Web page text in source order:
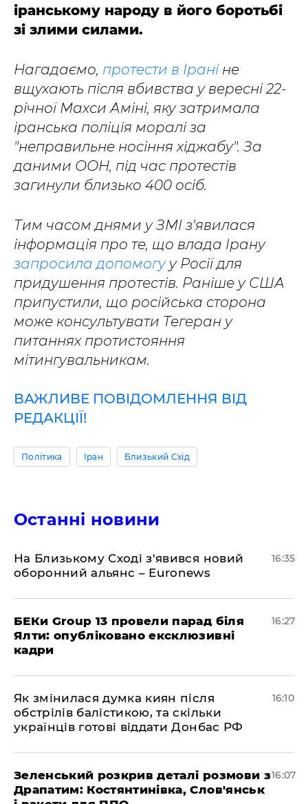
іранському народу в його боротьбі
зі злими силами.
Нагадаємо, протести в Ірані не
вщухають після вбивства у вересні 22-
річної Махси Аміні, яку затримала
іранська поліція моралі за
"неправильне носіння хіджабу". За
даними ООН, під час протестів
загинули близько 400 осіб.
Тим часом днями у ЗМІ з'явилася
інформація про те, що влада Ірану
запросила допомогуу Росії для
придушення протестів. Раніше у США
припустили, що російська сторона
може консультувати Тегеран у
питаннях протистояння
мітингувальникам.
ВАЖЛИВЕ ПОВІДОМЛЕННЯ ВІД
РЕДАКЦІЇ!
Політика Іран Близький Схід
Останні новини
На Близькому Сході з'явився новий
оборонний альянс – Euronews
16:35
БЕКи Group 13 провели парад біля
Ялти: опубліковано ексклюзивні
кадри
16:27
Як змінилася думка киян після
обстрілів балістикою, та скільки
українців готові віддати Донбас РФ
16:10
Зеленський розкрив деталі розмови з
Драпатим: Костянтинівка, Слов'янськ
16:07